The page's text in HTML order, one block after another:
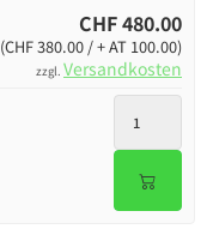
CHF 480.00
(CHF 380.00 / + AT 100.00)
zzgl. Versandkosten